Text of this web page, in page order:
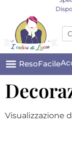
ResoFacile
Visualizzazione